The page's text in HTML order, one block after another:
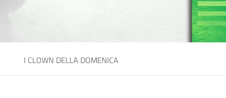
I CLOWN DELLA DOMENICA